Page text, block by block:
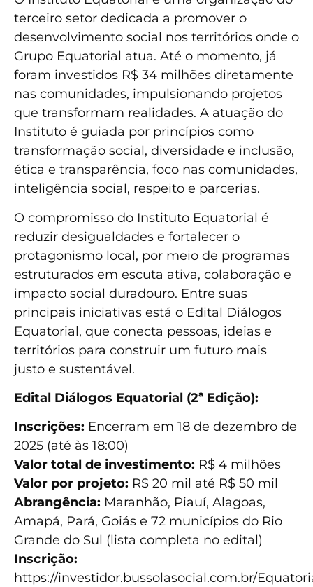
terceiro setor dedicada a promover o
desenvolvimento social nos territórios onde o
Grupo Equatorial atua. Até o momento, já
foram investidos R$ 34 milhões diretamente
nas comunidades, impulsionando projetos
que transformam realidades. A atuação do
Instituto é guiada por princípios como
transformação social, diversidade e inclusão,
ética e transparência, foco nas comunidades,
inteligência social, respeito e parcerias.
O compromisso do Instituto Equatorial é
reduzir desigualdades e fortalecer o
protagonismo local, por meio de programas
estruturados em escuta ativa, colaboração e
impacto social duradouro. Entre suas
principais iniciativas está o Edital Diálogos
Equatorial, que conecta pessoas, ideias e
territórios para construir um futuro mais
justo e sustentável.
Edital Diálogos Equatorial (2ª Edição):
Inscrições: Encerram em 18 de dezembro de
2025 (até às 18:00)
Valor total de investimento: R$ 4 milhões
Valor por projeto: R$ 20 mil até R$ 50 mil
Abrangência: Maranhão, Piauí, Alagoas,
Amapá, Pará, Goiás e 72 municípios do Rio
Grande do Sul (lista completa no edital)
Inscrição:
https://investidor.bussolasocial.com.br/